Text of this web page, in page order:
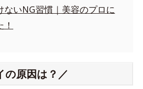
ないNG習慣｜美容のプロに
の原因は？／